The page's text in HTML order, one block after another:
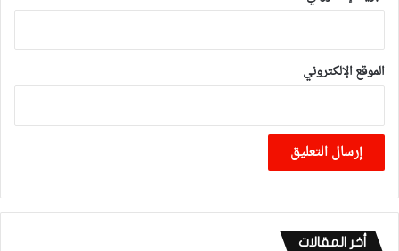
الموقع الإلكتروني
أخر المقالات